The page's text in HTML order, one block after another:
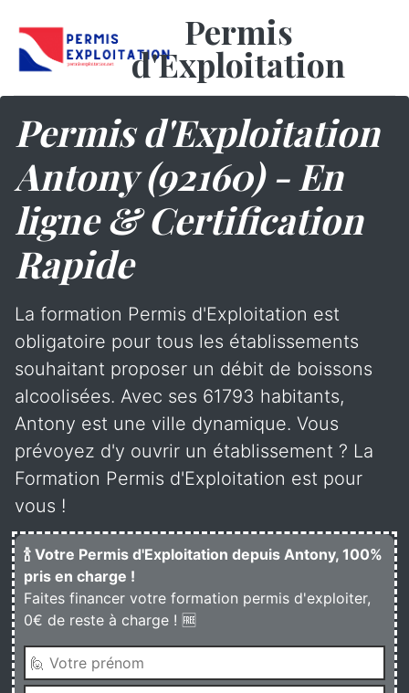
Permis
d'Exploitation
Permis d'Exploitation
Antony (92160) - En
ligne & Certification
Rapide
La formation Permis d'Exploitation est
obligatoire pour tous les établissements
souhaitant proposer un débit de boissons
alcoolisées. Avec ses 61793 habitants,
Antony est une ville dynamique. Vous
prévoyez d'y ouvrir un établissement ? La
Formation Permis d'Exploitation est pour
vous !
🍾 Votre Permis d'Exploitation depuis Antony, 100%
pris en charge !
Faites financer votre formation permis d'exploiter,
0€ de reste à charge ! 🆓